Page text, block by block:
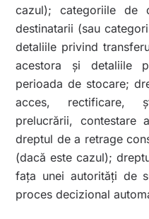
cazul); categoriile de
destinatarii (sau
detaliile privind
acestora și detaliile
perioada de stocare;
acces, rectificare,
prelucrării, contestare
dreptul de a retrage
(dacă este cazul);
fața unei autorități de
proces decizional